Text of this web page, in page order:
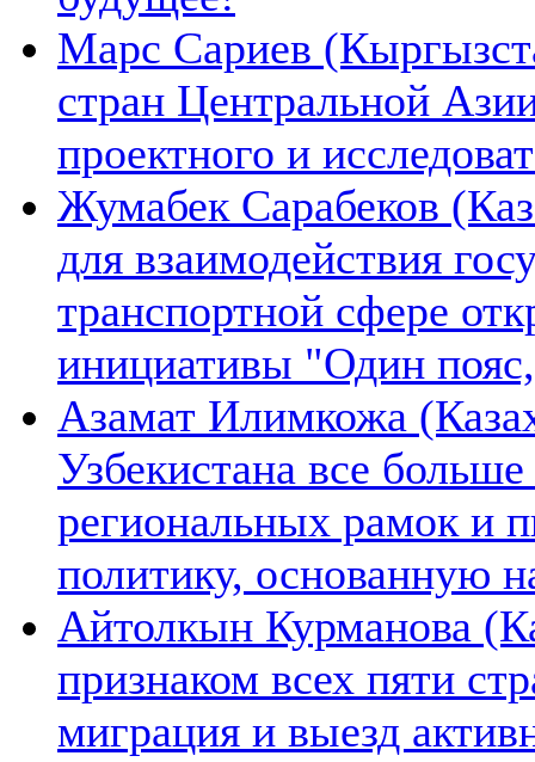
Марс Сариев
стран Центральной
проектного и
Жумабек Сарабеков
для взаимодействия
транспортной сфере
инициативы "Один
Азамат Илимкожа
Узбекистана все
региональных рамок и
политику, основанную
Айтолкын Курманова
признаком всех пяти
миграция и выезд